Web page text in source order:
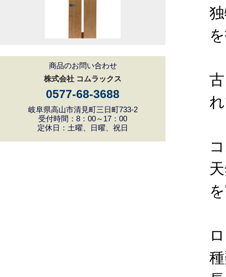
商品のお問い合わせ
株式会社 コムラックス
0577-68-3688
岐阜県高山市清見町三日町733-2
受付時間：8：00～17：00
定休日：土曜、日曜、祝日